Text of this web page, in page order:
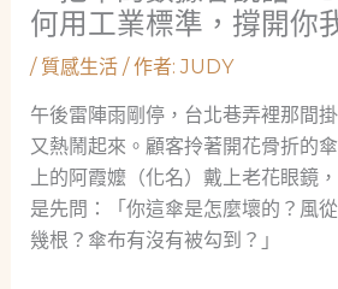
何用工業標準，撐開你
/ 質感生活/ 作者:JUDY
午後雷陣雨剛停，台北巷弄裡那間
又熱鬧起來。顧客拎著開花骨折的
上的阿霞嬤（化名）戴上老花眼鏡
是先問：「你這傘是怎麼壞的？風
幾根？傘布有沒有被勾到？」